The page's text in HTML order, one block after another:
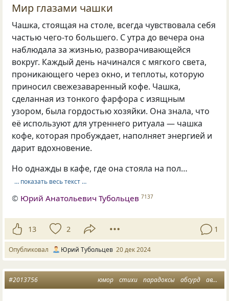
Мир глазами чашки
Чашка, стоящая на столе, всегда чувствовала себя
частью чего-то большего. С утра до вечера она
наблюдала за жизнью, разворачивающейся
вокруг. Каждый день начинался с мягкого света,
проникающего через окно, и теплоты, которую
приносил свежезаваренный кофе. Чашка,
сделанная из тонкого фарфора с изящным
узором, была гордостью хозяйки. Она знала, что
её используют для утреннего ритуала — чашка
кофе, которая пробуждает, наполняет энергией и
дарит вдохновение.
Но однажды в кафе, где она стояла на пол…
… показать весь текст …
© Юрий Анатольевич Тубольцев 7137
13 2 1
Опубликовал Юрий Тубольцев 20 дек 2024
юмор стихи парадоксы абсурд авангард
#2013756